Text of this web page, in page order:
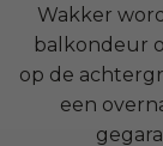
Wakker
balkondeur
op de
een